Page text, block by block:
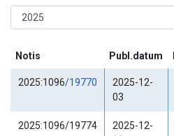
Notis Publ.datum
2025:1096/19770
2025-12-
03
2025:1096/19774
2025-12-